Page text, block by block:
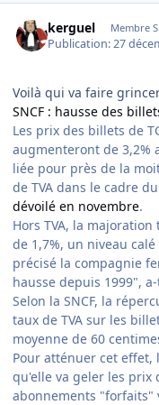
kerguel Membre
Publication:27
Voilà qui va faire
SNCF : hausse des
Les prix des billets de
augmenteront de 3,2%
liée pour près de la
de TVA dans le cadre du
dévoilé en novembre.
Hors TVA, la
de 1,7%, un niveau
précisé la compagnie
hausse depuis 1999",
Selon la SNCF, la
taux de TVA sur les
moyenne de 60
Pour atténuer cet effet,
qu'elle va geler les prix
abonnements "forfaits"